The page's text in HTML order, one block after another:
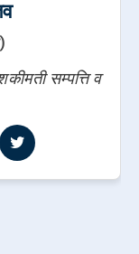
सम्पत्ति व